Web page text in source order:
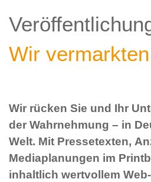
Wir
Wir rücken Sie und Ihr
der Wahrnehmung – in
Welt. Mit Pressetexten,
Mediaplanungen im
inhaltlich wertvollem